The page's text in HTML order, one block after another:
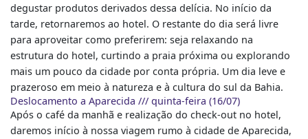
degustar produtos derivados dessa delícia. No início da
tarde, retornaremos ao hotel. O restante do dia será livre
para aproveitar como preferirem: seja relaxando na
estrutura do hotel, curtindo a praia próxima ou explorando
mais um pouco da cidade por conta própria. Um dia leve e
prazeroso em meio à natureza e à cultura do sul da Bahia.
Deslocamento a Aparecida /// quinta-feira (16/07)
Após o café da manhã e realização do check-out no hotel,
daremos início à nossa viagem rumo à cidade de Aparecida,